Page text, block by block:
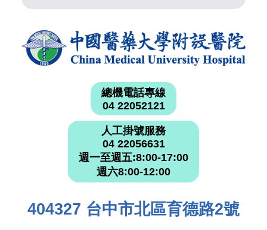
總機電話專線
04 22052121
人工掛號服務
04 22056631
週一至週五:8:00-17:00
週六8:00-12:00
404327 台中市北區育德路2號